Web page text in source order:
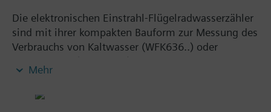
Die elektronischen Einstrahl-Flügelradwasserzähler
sind mit ihrer kompakten Bauform zur Messung des
Verbrauchs von Kaltwasser (WFK636..) oder
Warmwasser (WFW636..) konzipiert. Sie sind als
Aufputzvariante mit einem Durchflussmessteil aus
Mehr